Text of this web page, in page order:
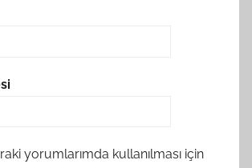
yorumlarımda kullanılması için